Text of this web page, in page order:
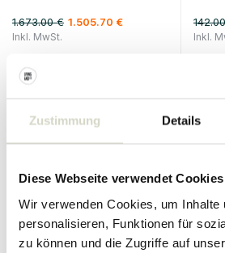
Zustimmung Details
Diese Webseite verwendet Cookies
Wir verwenden Cookies, um Inhalte
personalisieren, Funktionen für
zu können und die Zugriffe auf
1.673.00 € 1.505.70 €
Inkl. MwSt. Inkl.